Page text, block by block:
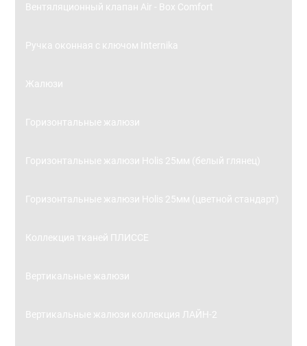
Вентяляционный клапан Air - Box Comfort
Ручка оконная с ключом Internika
Жалюзи
Горизонтальные жалюзи
Горизонтальные жалюзи Holis 25мм (белый глянец)
Горизонтальные жалюзи Holis 25мм (цветной стандарт)
Коллекция тканей ПЛИССЕ
Вертикальные жалюзи
Вертикальные жалюзи коллекция ЛАЙН-2